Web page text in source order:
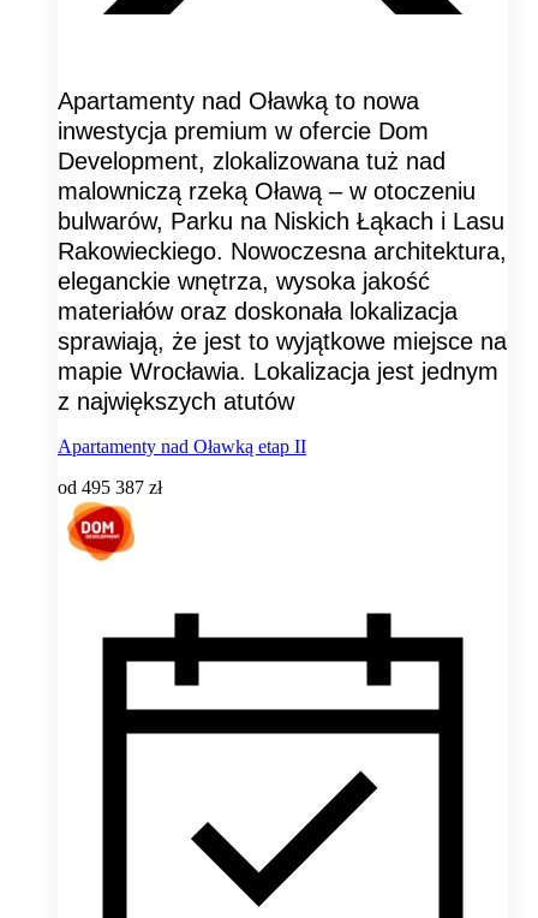
Apartamenty nad Oławką to nowa
inwestycja premium w ofercie Dom
Development, zlokalizowana tuż nad
malowniczą rzeką Oławą – w otoczeniu
bulwarów, Parku na Niskich Łąkach i Lasu
Rakowieckiego. Nowoczesna architektura,
eleganckie wnętrza, wysoka jakość
materiałów oraz doskonała lokalizacja
sprawiają, że jest to wyjątkowe miejsce na
mapie Wrocławia. Lokalizacja jest jednym
z największych atutów
Apartamenty nad Oławką etap II
od 495 387 zł